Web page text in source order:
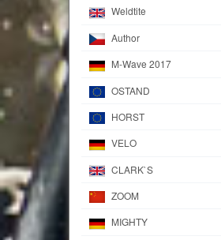
Weldtite
Author
M-Wave 2017
OSTAND
HORST
VELO
CLARK`S
ZOOM
MIGHTY